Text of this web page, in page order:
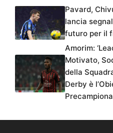
Pavard,
lancia
futuro per il
Amorim:
Motivato,
della
Derby è